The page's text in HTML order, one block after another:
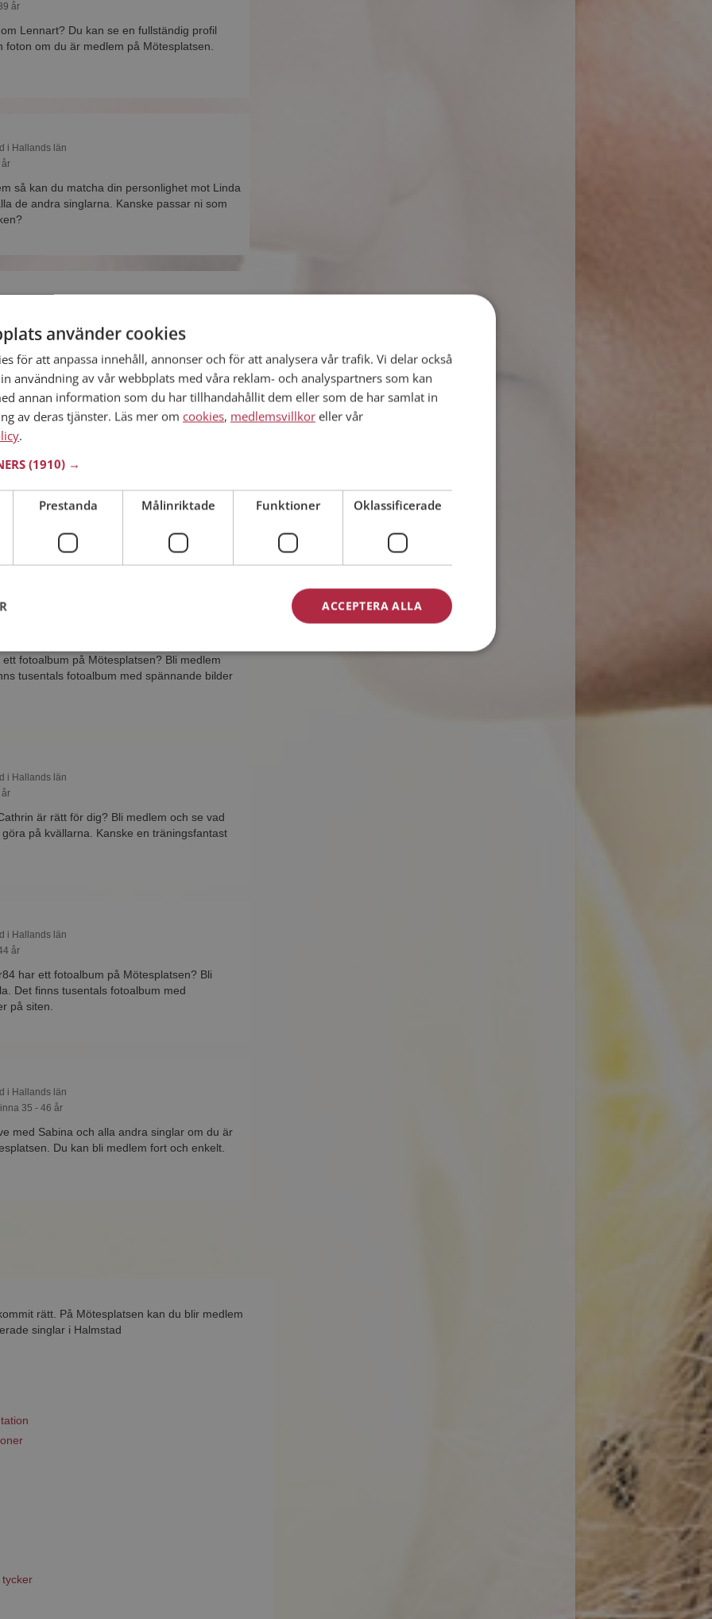
år
Lennart? Du kan se en fullständig profil
foton om du är medlem på Mötesplatsen.
i Hallands län
år
så kan du matcha din personlighet mot Linda
de andra singlarna. Kanske passar ni som
ett fotoalbum på Mötesplatsen? Bli medlem
tusentals fotoalbum med spännande bilder
i Hallands län
med Roselove och alla andra singlar om du
Du kan bli medlem fort och enkelt.
fotoalbum på Mötesplatsen? Bli medlem
tusentals fotoalbum med spännande bilder
i Hallands län
år
är rätt för dig? Bli medlem och se vad
på kvällarna. Kanske en träningsfantast
i Hallands län
år
har ett fotoalbum på Mötesplatsen? Bli
Det finns tusentals fotoalbum med
på siten.
i Hallands län
35 - 46 år
med Sabina och alla andra singlar om du är
Du kan bli medlem fort och enkelt.
rätt. På Mötesplatsen kan du blir medlem
singlar i Halmstad
använder cookies
för att anpassa innehåll, annonser och för att analysera vår trafik. Vi delar också
användning av vår webbplats med våra reklam- och analyspartners som kan
annan information som du har tillhandahållit dem eller som de har samlat in
av deras tjänster. Läs mer om cookies, medlemsvillkor eller vår
.
(1910) →
Prestanda Målinriktade Funktioner Oklassificerade
ACCEPTERA ALLA